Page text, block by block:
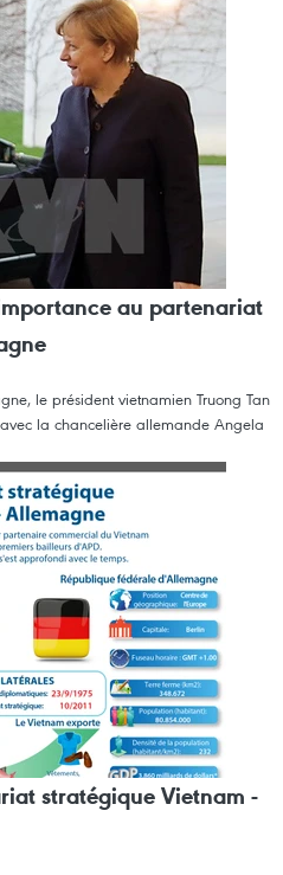
au partenariat
le président vietnamien Truong Tan
la chancelière allemande Angela
stratégique Vietnam -